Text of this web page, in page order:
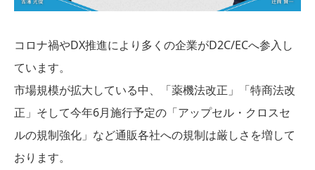
コロナ禍やDX推進により多くの企業がD2C/ECへ参入し
ています。
市場規模が拡大している中、「薬機法改正」「特商法改
正」そして今年6月施行予定の「アップセル・クロスセ
ルの規制強化」など通販各社への規制は厳しさを増して
おります。